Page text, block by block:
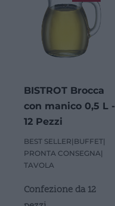
BISTROT Brocca
con manico 0,5 L -
12 Pezzi
BEST SELLER| BUFFET|
PRONTA CONSEGNA|
TAVOLA
Confezione da 12